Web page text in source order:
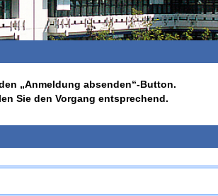
„Anmeldung absenden“-Button.
Sie den Vorgang entsprechend.